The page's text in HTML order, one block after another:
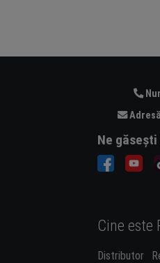
Ne găsești
Cine este
Distributor